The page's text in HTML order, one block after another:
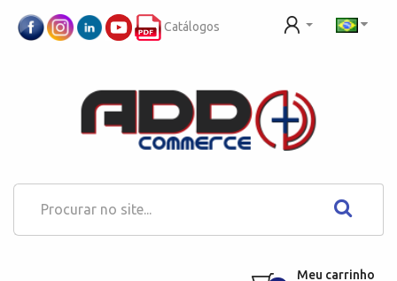
Catálogos
Meu carrinho